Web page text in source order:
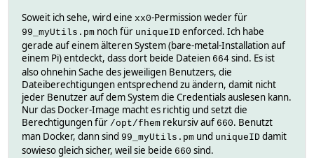
Soweit ich sehe, wird eine xx0-Permission weder für
99_myUtils.pm noch für uniqueID enforced. Ich habe
gerade auf einem älteren System (bare-metal-Installation auf
einem Pi) entdeckt, dass dort beide Dateien 664 sind. Es ist
also ohnehin Sache des jeweiligen Benutzers, die
Dateiberechtigungen entsprechend zu ändern, damit nicht
jeder Benutzer auf dem System die Credentials auslesen kann.
Nur das Docker-Image macht es richtig und setzt die
Berechtigungen für /opt/fhem rekursiv auf 660. Benutzt
man Docker, dann sind 99_myUtils.pm und uniqueID damit
sowieso gleich sicher, weil sie beide 660 sind.